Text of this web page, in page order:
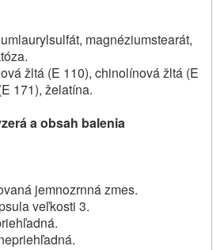
magnéziumstearát,
žltá (E 110), chinolínová žltá (E
171), želatína.
a obsah balenia
jemnozrnná zmes.
veľkosti 3.